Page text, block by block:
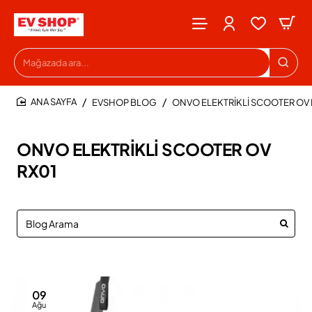
Mağazada
ara...
ONVO ELEKTRİKLİ SCOOTER OV
RX01
EVSHOP BLOG ONVO ELEKTRİKLİ SCOOTER OV
09
Ağu